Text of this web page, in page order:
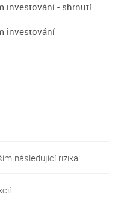
investování - shrnutí
investování
následující rizika: